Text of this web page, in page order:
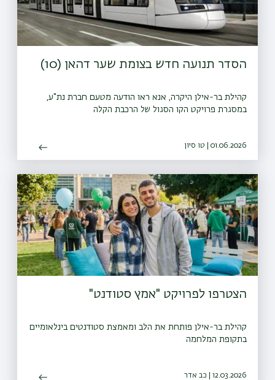
הסדר תנועה חדש בצומת שער דהאן (10)
קהילת בר-אילן היקרה, אנא ראו הודעה מטעם חברת נת"ע,
במסגרת פרויקט הקו הסגול של הרכבת הקלה
01.06.2026 | טו סיון
הצטרפו לפרויקט "אמץ סטודנט"
קהילת בר-אילן פותחת את הלב ומאמצת סטודנטים בינלאומיים
בתקופת המלחמה
12.03.2026 | כב אדר